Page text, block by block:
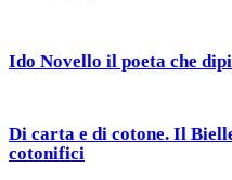
Ido Novello il poeta che
Di carta e di cotone. Il
cotonifici